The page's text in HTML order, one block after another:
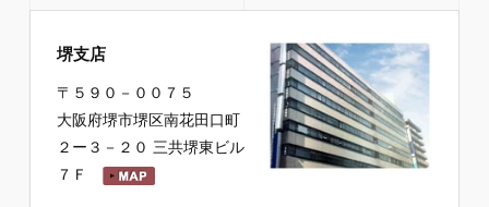
堺支店
〒５９０－００７５
大阪府堺市堺区南花田口町
２ー３－２０ 三共堺東ビル
７Ｆ